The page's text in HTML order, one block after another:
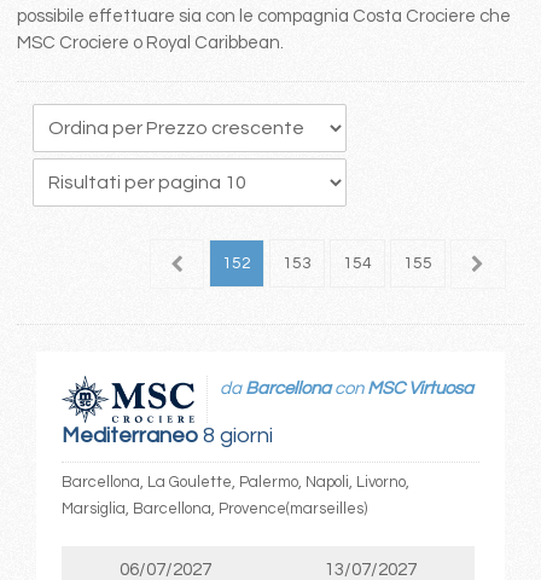
possibile effettuare sia con le compagnia Costa Crociere che
MSC Crociere o Royal Caribbean.
151 152 153 154 155 156
Mediterraneo8 giorni
da Barcellonacon MSC Virtuosa
Barcellona, La Goulette, Palermo, Napoli, Livorno,
Marsiglia, Barcellona, Provence(marseilles)
06/07/2027
13/07/2027